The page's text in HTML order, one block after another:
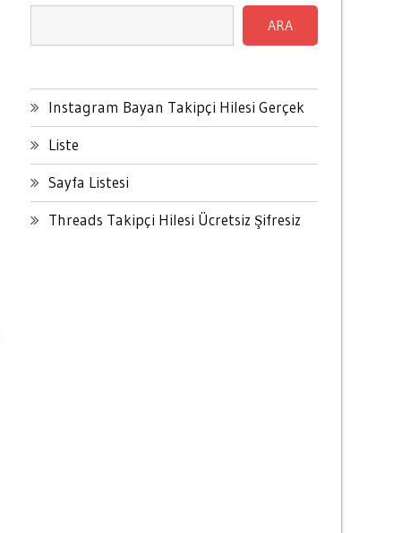
ARA
Instagram Bayan Takipçi Hilesi Gerçek
Liste
Sayfa Listesi
Threads Takipçi Hilesi Ücretsiz Şifresiz